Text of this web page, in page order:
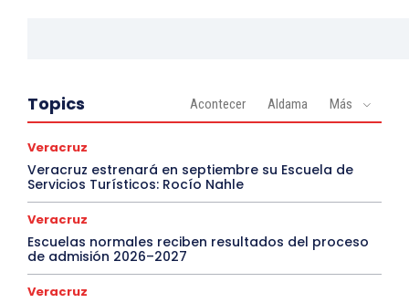
Topics Acontecer Aldama Más
Veracruz
Veracruz estrenará en septiembre su Escuela de
Servicios Turísticos: Rocío Nahle
Veracruz
Escuelas normales reciben resultados del proceso
de admisión 2026–2027
Veracruz